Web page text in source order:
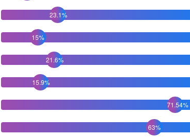
23.1%
15%
21.6%
15.9%
71.54%
63%